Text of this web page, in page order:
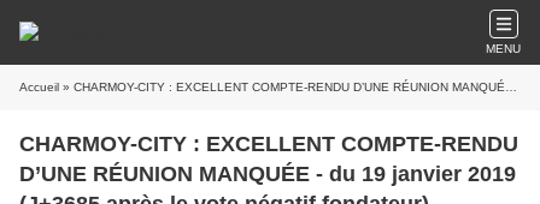
MENU
Accueil » CHARMOY-CITY : EXCELLENT COMPTE-RENDU D’UNE RÉUNION MANQUÉE - du 19 janvier 2019 (J+3685 après le vote négatif fondateur)
CHARMOY-CITY : EXCELLENT COMPTE-RENDU
D’UNE RÉUNION MANQUÉE - du 19 janvier 2019